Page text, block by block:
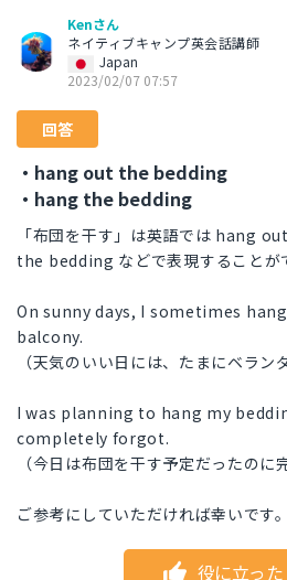
Kenさん
ネイティブキャンプ英会話講師
Japan
2023/02/07 07:57
回答
・hang out the bedding
・hang the bedding
「布団を干す」は英語では hang
the bedding などで表現することが
On sunny days, I sometimes
balcony.
（天気のいい日には、たまにベラン
I was planning to hang my
completely forgot.
（今日は布団を干す予定だったのに
ご参考にしていただければ幸いです。
役に立った